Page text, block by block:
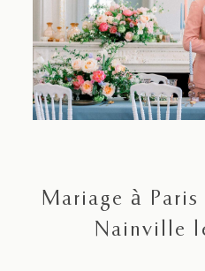
Mariage à
Nainville